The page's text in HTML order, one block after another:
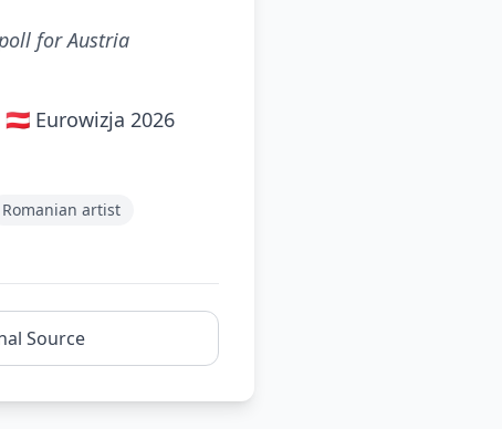
for Austria
Eurowizja 2026
Romanian artist
Source